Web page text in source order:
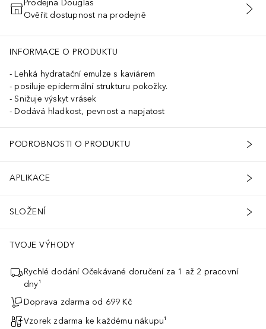
PŘIDAT DO KOŠÍKU
Prodejna Douglas
Ověřit dostupnost na prodejně
INFORMACE O PRODUKTU
Lehká hydratační emulze s kaviárem
posiluje epidermální strukturu pokožky.
Snižuje výskyt vrásek
Dodává hladkost, pevnost a napjatost
PODROBNOSTI O PRODUKTU
APLIKACE
SLOŽENÍ
TVOJE VÝHODY
Rychlé dodání Očekávané doručení za 1 až 2 pracovní
dny¹
Doprava zdarma od 699 Kč
Vzorek zdarma ke každému nákupu¹